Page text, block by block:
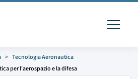
Tecnologia Aeronautica
per l'aerospazio e la difesa